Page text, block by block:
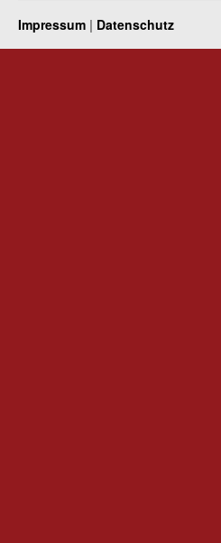
Impressum | Datenschutz